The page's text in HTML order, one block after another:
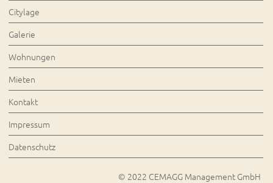
© 2022 CEMAGG Management GmbH
Citylage
Galerie
Wohnungen
Mieten
Kontakt
Impressum
Datenschutz